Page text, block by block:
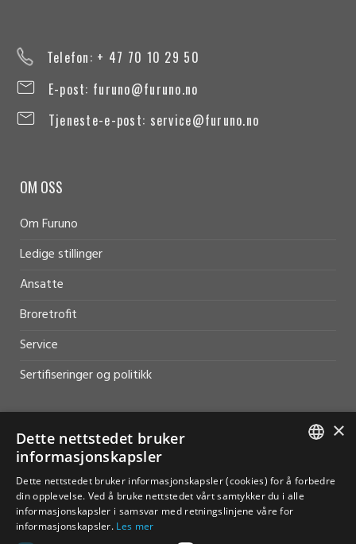
Telefon: + 47 70 10 29 50
E-post: furuno@furuno.no
Tjeneste-e-post: service@furuno.no
OM OSS
Om Furuno
Ledige stillinger
Ansatte
Broretrofit
Service
Sertifiseringer og politikk
HJELP OG SUPPORT
Salg
Kontakt
ENGLISH
×
Dette nettstedet bruker
informasjonskapsler
Dette nettstedet bruker informasjonskapsler (cookies) for å forbedre
din opplevelse. Ved å bruke nettstedet vårt samtykker du i alle
informasjonskapsler i samsvar med retningslinjene våre for
informasjonskapsler. Les mer